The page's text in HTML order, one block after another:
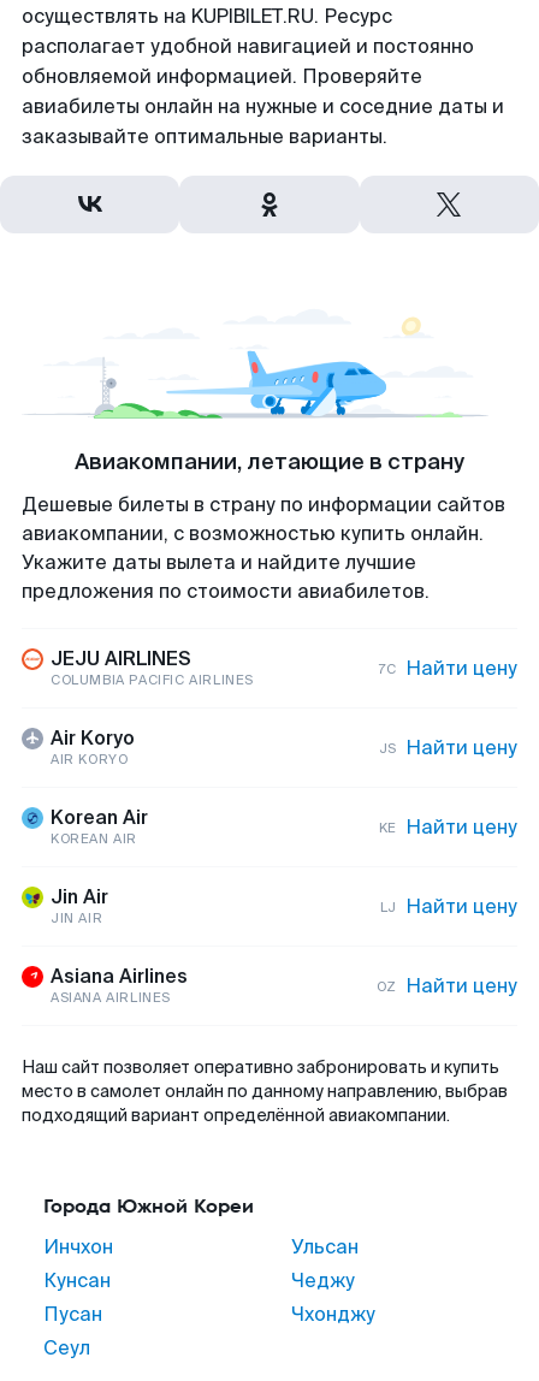
осуществлять на KUPIBILET.RU. Ресурс
располагает удобной навигацией и постоянно
обновляемой информацией. Проверяйте
авиабилеты онлайн на нужные и соседние даты и
заказывайте оптимальные варианты.
Авиакомпании, летающие в страну
Дешевые билеты в страну по информации сайтов
авиакомпании, с возможностью купить онлайн.
Укажите даты вылета и найдите лучшие
предложения по стоимости авиабилетов.
JEJU AIRLINES
COLUMBIA PACIFIC AIRLINES
7C Найти цену
Air Koryo
AIR KORYO
JS Найти цену
Korean Air
KOREAN AIR
KE Найти цену
Jin Air
JIN AIR
LJ Найти цену
Asiana Airlines
ASIANA AIRLINES
OZ Найти цену
Наш сайт позволяет оперативно забронировать и купить
место в самолет онлайн по данному направлению, выбрав
подходящий вариант определённой авиакомпании.
Города Южной Кореи
Инчхон
Кунсан
Пусан
Сеул
Ульсан
Чеджу
Чхонджу